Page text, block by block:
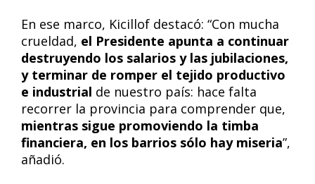
En ese marco, Kicillof destacó: “Con mucha
crueldad, el Presidente apunta a continuar
destruyendo los salarios y las jubilaciones,
y terminar de romper el tejido productivo
e industrial de nuestro país: hace falta
recorrer la provincia para comprender que,
mientras sigue promoviendo la timba
financiera, en los barrios sólo hay miseria”,
añadió.